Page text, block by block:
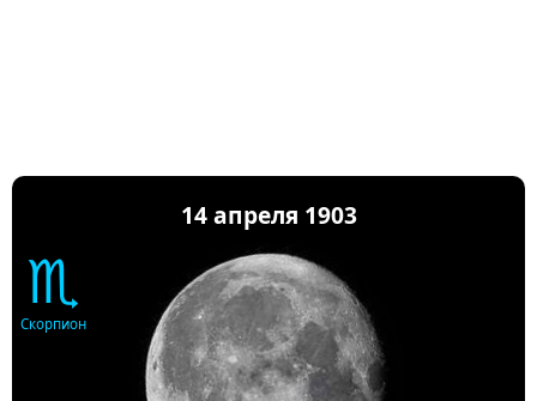
14 апреля 1903
♏
Скорпион